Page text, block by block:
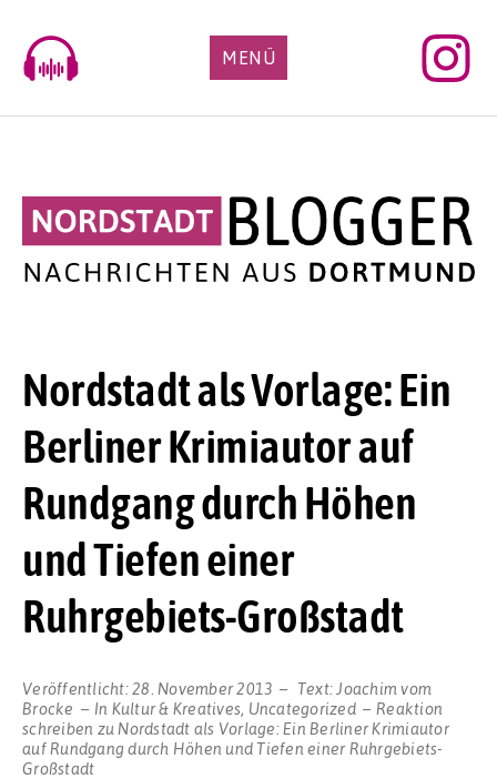
content
MENÜ
Nordstadt als Vorlage: Ein
Berliner Krimiautor auf
Rundgang durch Höhen
und Tiefen einer
Ruhrgebiets-Großstadt
Veröffentlicht:28. November 2013 Text: Joachim vom
Brocke
In Kultur & Kreatives, Uncategorized
Reaktion
schreiben zu Nordstadt als Vorlage: Ein Berliner Krimiautor
auf Rundgang durch Höhen und Tiefen einer Ruhrgebiets-
Großstadt